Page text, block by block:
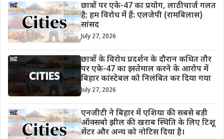
छात्रों पर एके-47 का प्रयोग, लाठीचार्ज गलत
है; हम विरोध में हैं: एलजेपी (रामबिलास)
सांसद
July 27, 2026
छात्रों के विरोध प्रदर्शन के दौरान कथित तौर
पर एके-47 का इस्तेमाल करने के आरोप में
बिहार कांस्टेबल को निलंबित कर दिया गया
July 27, 2026
एनजीटी ने बिहार में एशिया की सबसे बड़ी
ऑक्सबो झील की खराब स्थिति के लिए टिशू
सेंटर और अन्य को नोटिस दिया है।